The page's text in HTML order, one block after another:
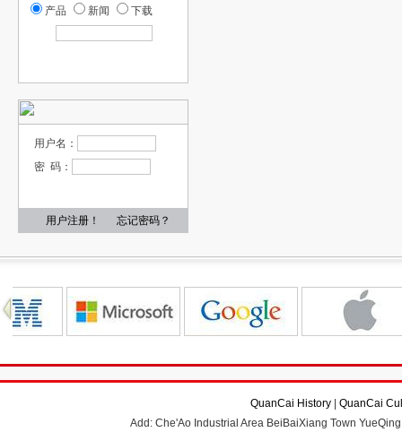
产品 新闻 下载
用户名：
密 码：
用户注册！ 忘记密码？
QuanCai History
QuanCai
Add: Che'Ao Industrial Area BeiBaiXiang Town